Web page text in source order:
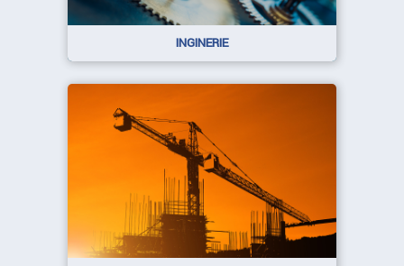
INGINERIE